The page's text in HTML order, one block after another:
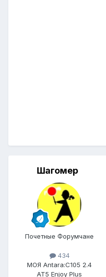
Шагомер
Почетные Форумчане
434
МОЯ Antara:C105 2.4
AT5 Enjoy Plus